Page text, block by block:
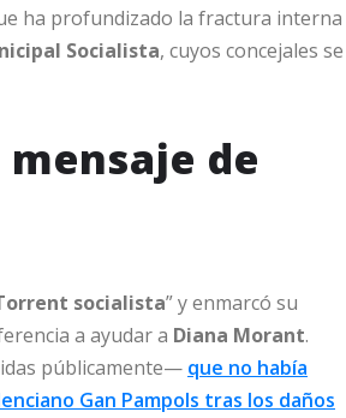
ha profundizado la fractura interna
Socialista, cuyos concejales se
de
socialista” y enmarcó su
a ayudar a Diana Morant.
públicamente— que no había
Gan Pampols tras los daños